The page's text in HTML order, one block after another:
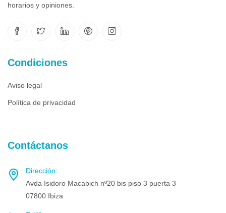
horarios y opiniones.
Condiciones
Aviso legal
Política de privacidad
Contáctanos
Dirección:
Avda Isidoro Macabich nº20 bis piso 3 puerta 3
07800 Ibiza